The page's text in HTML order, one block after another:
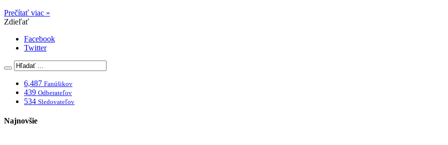
Prečítať viac »
Zdieľať
Facebook
Twitter
6,487 Fanúšikov
439 Odberateľov
534 Sledovateľov
Najnovšie